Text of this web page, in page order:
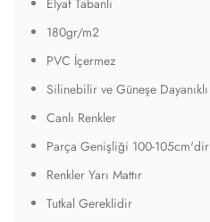
Elyaf Tabanlı
180gr/m2
PVC İçermez
Silinebilir ve Güneşe Dayanıklı
Canlı Renkler
Parça Genişliği 100-105cm'dir
Renkler Yarı Mattır
Tutkal Gereklidir